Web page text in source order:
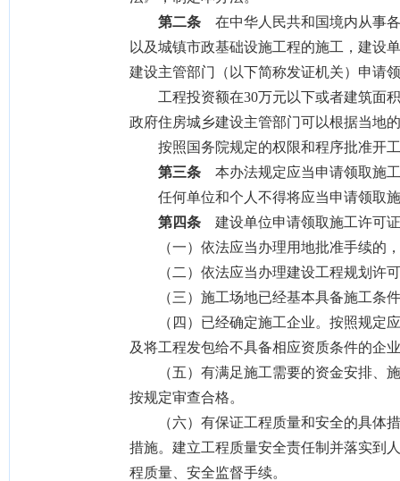
第二条 在中华人民共和国境内从事
以及城镇市政基础设施工程的施工，建设
建设主管部门（以下简称发证机关）申请
工程投资额在30万元以下或者建筑面积
政府住房城乡建设主管部门可以根据当地
按照国务院规定的权限和程序批准开工
第三条 本办法规定应当申请领取施
任何单位和个人不得将应当申请领取施
第四条 建设单位申请领取施工许可
（一）依法应当办理用地批准手续的，
（二）依法应当办理建设工程规划许可
（三）施工场地已经基本具备施工条件
（四）已经确定施工企业。按照规定应
及将工程发包给不具备相应资质条件的企
（五）有满足施工需要的资金安排、施
按规定审查合格。
（六）有保证工程质量和安全的具体措
措施。建立工程质量安全责任制并落实到
程质量、安全监督手续。